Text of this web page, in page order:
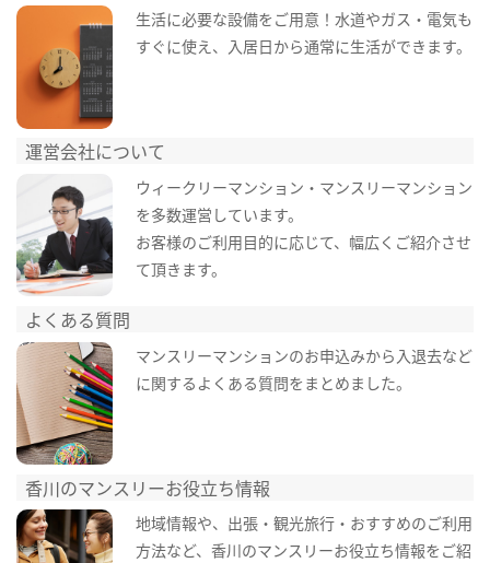
生活に必要な設備をご用意！水道やガス・電気も
すぐに使え、入居日から通常に生活ができます。
運営会社について
ウィークリーマンション・マンスリーマンション
を多数運営しています。
お客様のご利用目的に応じて、幅広くご紹介させ
て頂きます。
よくある質問
マンスリーマンションのお申込みから入退去など
に関するよくある質問をまとめました。
香川のマンスリーお役立ち情報
地域情報や、出張・観光旅行・おすすめのご利用
方法など、香川のマンスリーお役立ち情報をご紹